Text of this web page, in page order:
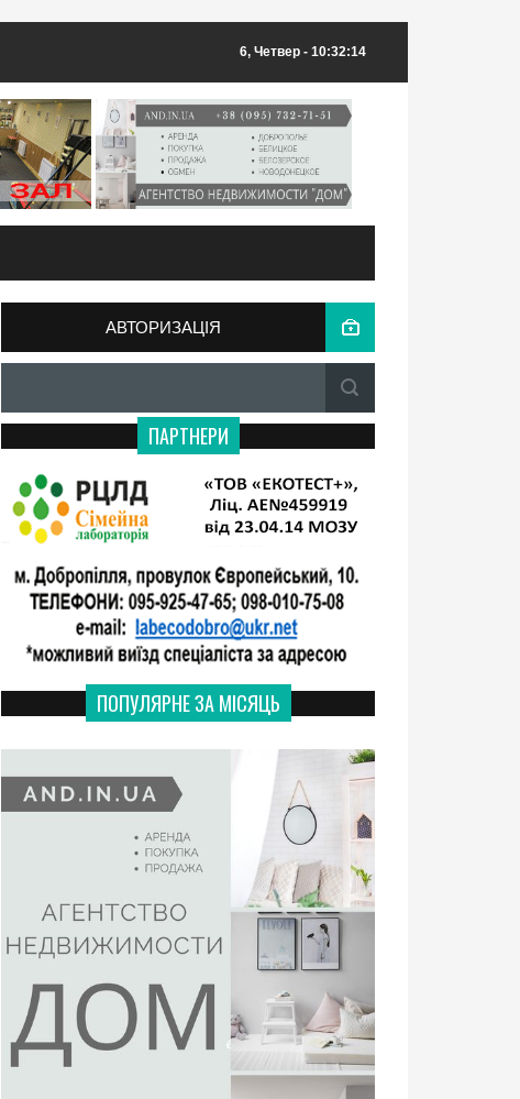
6, Четвер - 10:32:14
АВТОРИЗАЦІЯ
ПАРТНЕРИ
ПОПУЛЯРНЕ ЗА МІСЯЦЬ